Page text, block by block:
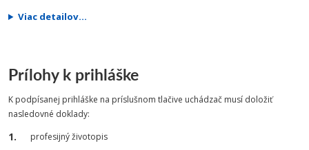
Viac detailov...
Prílohy k prihláške
K podpísanej prihláške na príslušnom tlačive uchádzač musí doložiť
nasledovné doklady:
profesijný životopis